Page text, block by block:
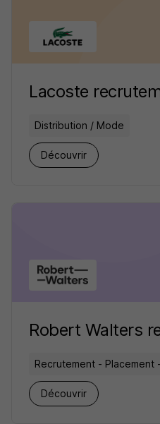
Lacoste
Distribution / Mode
Découvrir
Robert Walters
Recrutement - Placement
Découvrir